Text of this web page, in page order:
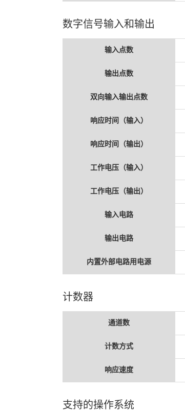
数字信号输入和输出
输入点数
输出点数
双向输入输出点数
响应时间（输入）
响应时间（输出）
工作电压（输入）
工作电压（输出）
输入电路
输出电路
内置外部电路用电源
计数器
通道数
计数方式
响应速度
支持的操作系统